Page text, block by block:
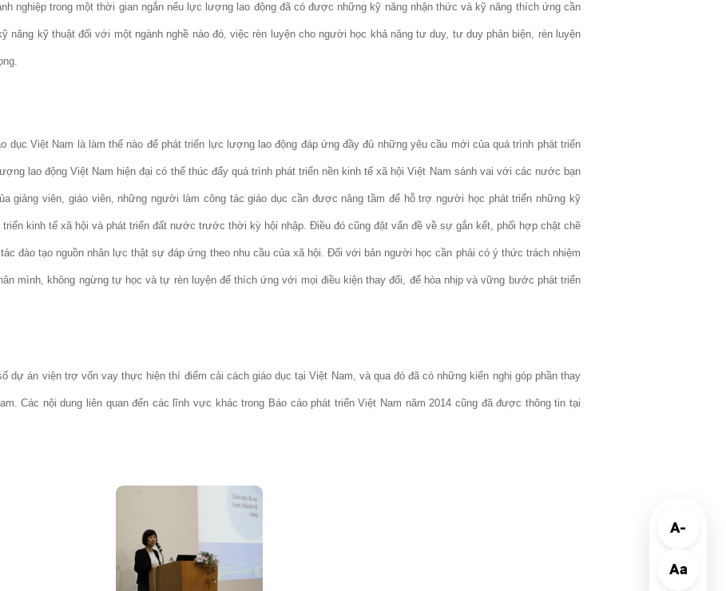
A-
Aa
nghiệp trong một thời gian ngắn nếu lực lượng lao động đã có được những kỹ năng nhận thức và kỹ năng thích ứng cần
năng kỹ thuật đối với một ngành nghề nào đó, việc rèn luyện cho người học khả năng tư duy, tư duy phản biện, rèn luyện
dục Việt Nam là làm thế nào để phát triển lực lượng lao động đáp ứng đầy đủ những yêu cầu mới của quá trình phát triển
lao động Việt Nam hiện đại có thể thúc đẩy quá trình phát triển nền kinh tế xã hội Việt Nam sánh vai với các nước bạn
giảng viên, giáo viên, những người làm công tác giáo dục cần được nâng tầm để hỗ trợ người học phát triển những kỹ
kinh tế xã hội và phát triển đất nước trước thời kỳ hội nhập. Điều đó cũng đặt vấn đề về sự gắn kết, phối hợp chặt chẽ
đào tạo nguồn nhân lực thật sự đáp ứng theo nhu cầu của xã hội. Đối với bản người học cần phải có ý thức trách nhiệm
mình, không ngừng tự học và tự rèn luyện để thích ứng với mọi điều kiện thay đổi, để hòa nhịp và vững bước phát triển
dự án viện trợ vốn vay thực hiện thí điểm cải cách giáo dục tại Việt Nam, và qua đó đã có những kiến nghị góp phần thay
Các nội dung liên quan đến các lĩnh vực khác trong Báo cáo phát triển Việt Nam năm 2014 cũng đã được thông tin tại